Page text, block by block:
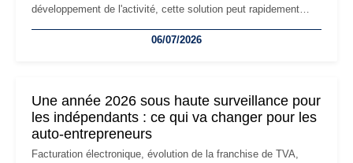
développement de l'activité, cette solution peut rapidement
professionnels, recrutement, image de marque… Le
06/07/2026
Une année 2026 sous haute surveillance pour
les indépendants : ce qui va changer pour les
auto-entrepreneurs
Facturation électronique, évolution de la franchise de TVA,